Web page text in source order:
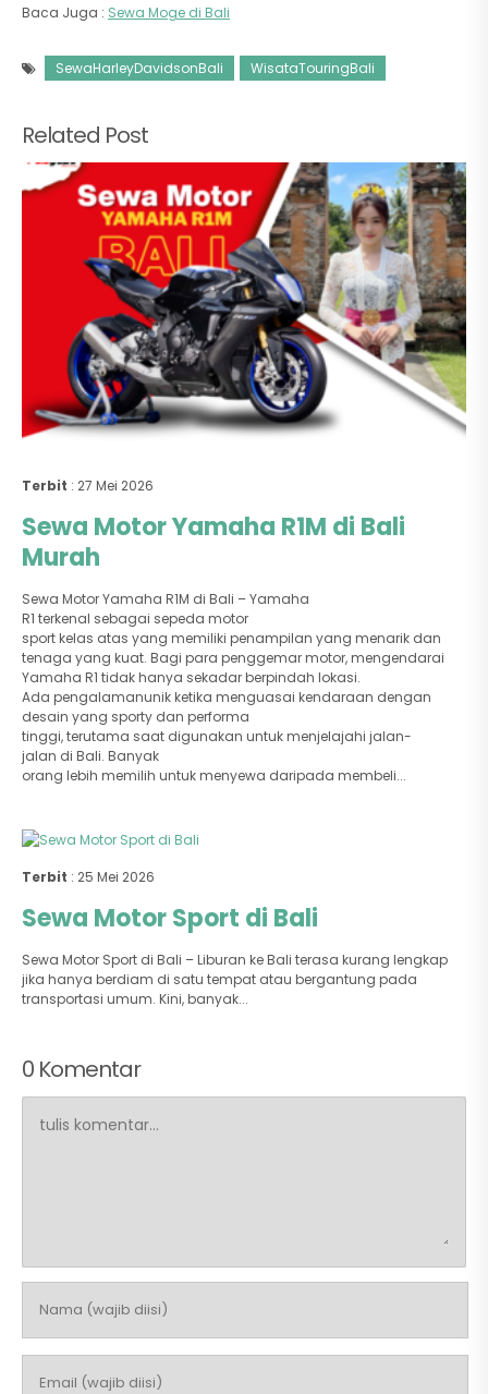
Baca Juga : Sewa Moge di Bali
SewaHarleyDavidsonBali WisataTouringBali
Related Post
Terbit : 27 Mei 2026
Sewa Motor Yamaha R1M di Bali
Murah
Sewa Motor Yamaha R1M di Bali – Yamaha
R1 terkenal sebagai sepeda motor
sport kelas atas yang memiliki penampilan yang menarik dan
tenaga yang kuat. Bagi para penggemar motor, mengendarai
Yamaha R1 tidak hanya sekadar berpindah lokasi.
Ada pengalamanunik ketika menguasai kendaraan dengan
desain yang sporty dan performa
tinggi, terutama saat digunakan untuk menjelajahi jalan-
jalan di Bali. Banyak
orang lebih memilih untuk menyewa daripada membeli...
Terbit : 25 Mei 2026
Sewa Motor Sport di Bali
Sewa Motor Sport di Bali – Liburan ke Bali terasa kurang lengkap
jika hanya berdiam di satu tempat atau bergantung pada
transportasi umum. Kini, banyak...
0 Komentar